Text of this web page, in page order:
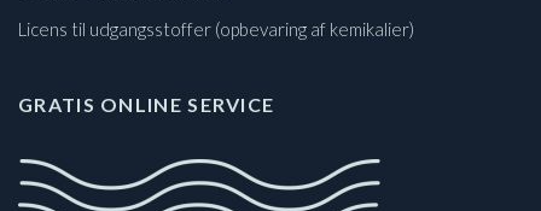
Licens til udgangsstoffer (opbevaring af kemikalier)
GRATIS ONLINE SERVICE